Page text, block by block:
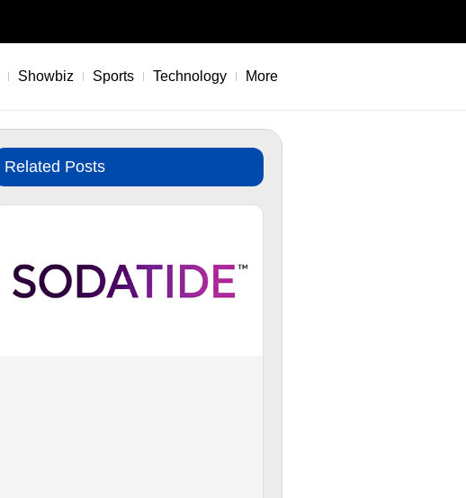
Showbiz Sports Technology More
Related Posts